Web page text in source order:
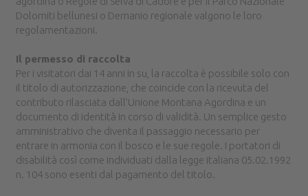
Dolomiti bellunesi o Demanio regionale valgono le loro
regolamentazioni.
Il permesso di raccolta
Per i visitatori dai 14 anni in su, la raccolta è possibile solo con
il titolo di autorizzazione, che coincide con la ricevuta del
contributo rilasciata dall’Unione Montana Agordina e un
documento di identità in corso di validità. Un semplice gesto
amministrativo che diventa il passaggio necessario per
entrare in armonia con il bosco e le sue regole. I portatori di
disabilità così come individuati dalla legge italiana 05.02.1992
n. 104 sono esenti dal pagamento del titolo.